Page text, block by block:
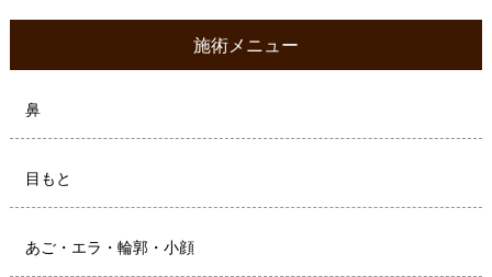
施術メニュー
鼻
目もと
あご・エラ・輪郭・小顔